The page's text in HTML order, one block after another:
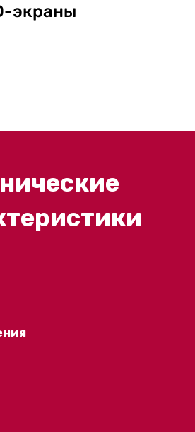
экраны